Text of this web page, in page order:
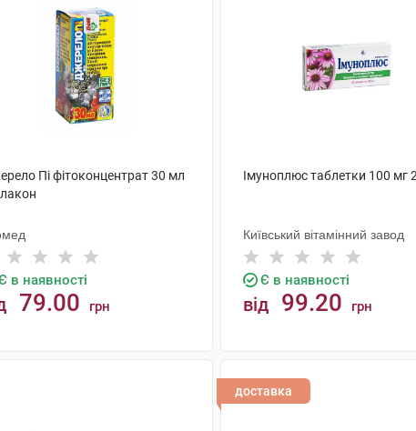
Пі фітоконцентрат 30 мл
в наявності
79.00 грн
Імуноплюс таблетки 100 мг
Київський вітамінний завод
Є в наявності
від 99.20 грн
доставка